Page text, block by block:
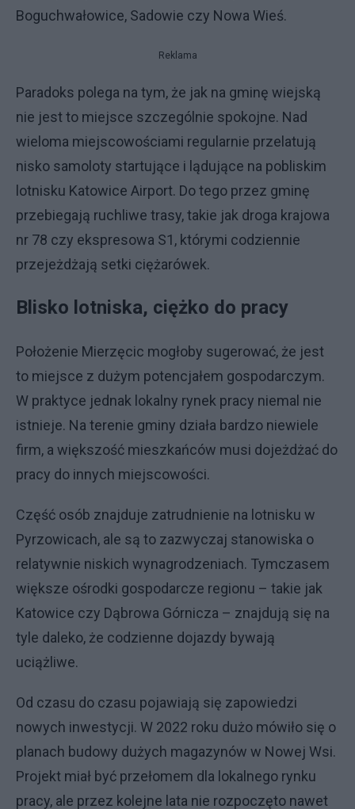
Boguchwałowice, Sadowie czy Nowa Wieś.
Reklama
Paradoks polega na tym, że jak na gminę wiejską
nie jest to miejsce szczególnie spokojne. Nad
wieloma miejscowościami regularnie przelatują
nisko samoloty startujące i lądujące na pobliskim
lotnisku Katowice Airport. Do tego przez gminę
przebiegają ruchliwe trasy, takie jak droga krajowa
nr 78 czy ekspresowa S1, którymi codziennie
przejeżdżają setki ciężarówek.
Blisko lotniska, ciężko do pracy
Położenie Mierzęcic mogłoby sugerować, że jest
to miejsce z dużym potencjałem gospodarczym.
W praktyce jednak lokalny rynek pracy niemal nie
istnieje. Na terenie gminy działa bardzo niewiele
firm, a większość mieszkańców musi dojeżdżać do
pracy do innych miejscowości.
Część osób znajduje zatrudnienie na lotnisku w
Pyrzowicach, ale są to zazwyczaj stanowiska o
relatywnie niskich wynagrodzeniach. Tymczasem
większe ośrodki gospodarcze regionu – takie jak
Katowice czy Dąbrowa Górnicza – znajdują się na
tyle daleko, że codzienne dojazdy bywają
uciążliwe.
Od czasu do czasu pojawiają się zapowiedzi
nowych inwestycji. W 2022 roku dużo mówiło się o
planach budowy dużych magazynów w Nowej Wsi.
Projekt miał być przełomem dla lokalnego rynku
pracy, ale przez kolejne lata nie rozpoczęto nawet